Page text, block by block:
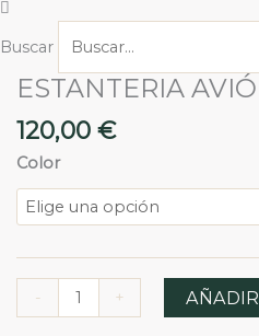
Buscar
ESTANTERIA
120,00 €
Color
-
ESTANTERIA
ONDA
PARDA
cantidad
+
Rango
de
130,00 €